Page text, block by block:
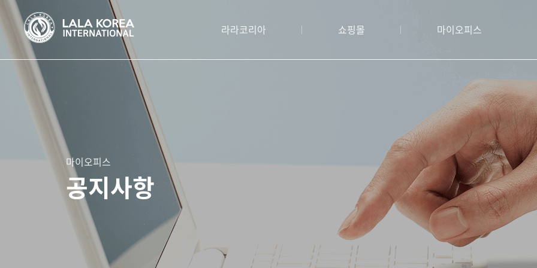
라라코리아 쇼핑몰 마이오피스
마이오피스
공지사항